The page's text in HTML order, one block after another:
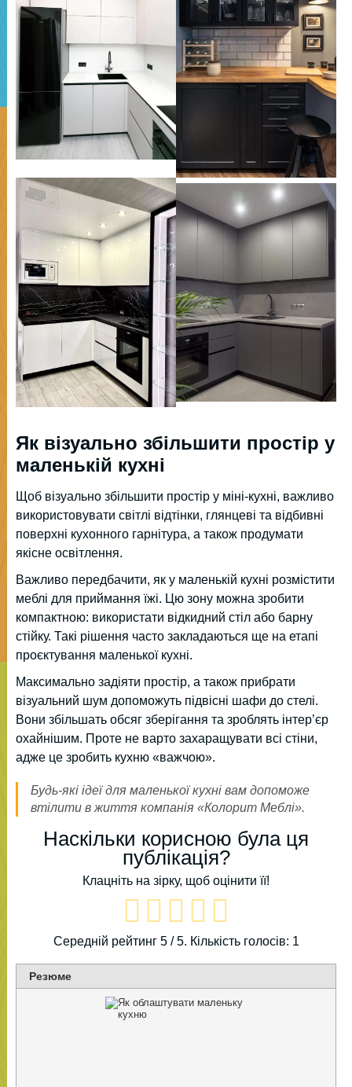
Як візуально збільшити простір у
маленькій кухні
Щоб візуально збільшити простір у міні-кухні, важливо
використовувати світлі відтінки, глянцеві та відбивні
поверхні кухонного гарнітура, а також продумати
якісне освітлення.
Важливо передбачити, як у маленькій кухні розмістити
меблі для приймання їжі. Цю зону можна зробити
компактною: використати відкидний стіл або барну
стійку. Такі рішення часто закладаються ще на етапі
проєктування маленької кухні.
Максимально задіяти простір, а також прибрати
візуальний шум допоможуть підвісні шафи до стелі.
Вони збільшать обсяг зберігання та зроблять інтер’єр
охайнішим. Проте не варто захаращувати всі стіни,
адже це зробить кухню «важчою».
Будь-які ідеї для маленької кухні вам допоможе
втілити в життя компанія «Колорит Меблі».
Наскільки корисною була ця
публікація?
Клацніть на зірку, щоб оцінити її!
Середній рейтинг 5/ 5. Кількість голосів: 1
Резюме